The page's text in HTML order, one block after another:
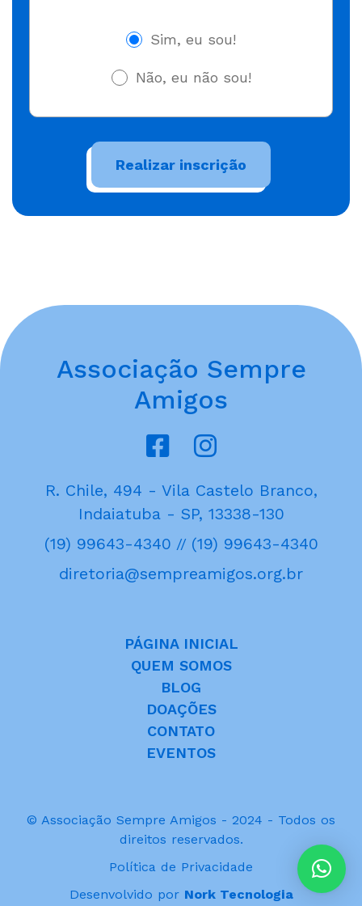
Sim, eu sou!
Não, eu não sou!
Associação Sempre
Amigos
R. Chile, 494 - Vila Castelo Branco,
Indaiatuba - SP, 13338-130
(19) 99643-4340 // (19) 99643-4340
diretoria@sempreamigos.org.br
PÁGINA INICIAL
QUEM SOMOS
BLOG
DOAÇÕES
CONTATO
EVENTOS
© Associação Sempre Amigos - 2024 - Todos os
direitos reservados.
Política de Privacidade
Desenvolvido por Nork Tecnologia